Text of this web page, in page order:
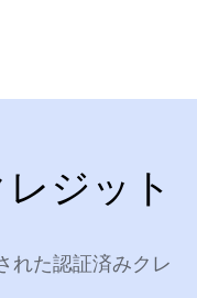
レジット
れた認証済みクレ